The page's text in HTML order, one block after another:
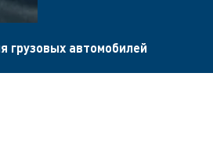
грузовых автомобилей